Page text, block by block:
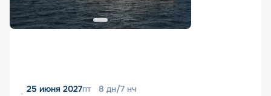
25 июня 2027пт 8 дн/7 нч